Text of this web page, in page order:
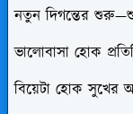
নতুন দিগন্তের
ভালোবাসা হোক
বিয়েটা হোক সুখের